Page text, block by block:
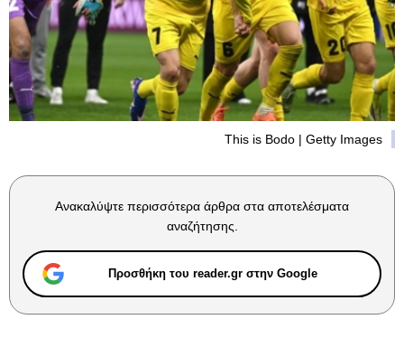
This is Bodo | Getty Images
Ανακαλύψτε περισσότερα άρθρα στα αποτελέσματα
αναζήτησης.
Προσθήκη του reader.gr στην Google